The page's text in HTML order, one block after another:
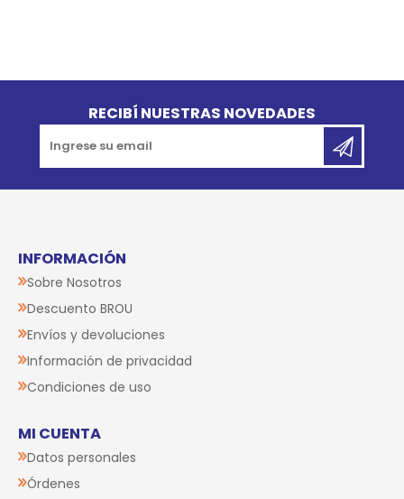
RECIBÍ NUESTRAS NOVEDADES
INFORMACIÓN
Sobre Nosotros
Descuento BROU
Envíos y devoluciones
Información de privacidad
Condiciones de uso
MI CUENTA
Datos personales
Órdenes